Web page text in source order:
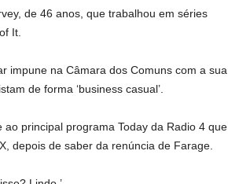
de 46 anos, que trabalhou em séries
It.
impune na Câmara dos Comuns com a sua
de forma ‘business casual’.
principal programa Today da Radio 4 que
depois de saber da renúncia de Farage.